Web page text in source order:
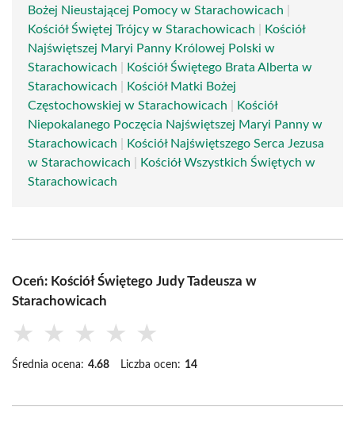
Bożej Nieustającej Pomocy w Starachowicach
Kościół Świętej Trójcy w Starachowicach
Kościół
Najświętszej Maryi Panny Królowej Polski w
Starachowicach
Kościół Świętego Brata Alberta w
Starachowicach
Kościół Matki Bożej
Częstochowskiej w Starachowicach
Kościół
Niepokalanego Poczęcia Najświętszej Maryi Panny w
Starachowicach
Kościół Najświętszego Serca Jezusa
w Starachowicach
Kościół Wszystkich Świętych w
Starachowicach
Oceń: Kościół Świętego Judy Tadeusza w
Starachowicach
★ ★ ★ ★ ★
Średnia ocena: 4.68 Liczba ocen: 14